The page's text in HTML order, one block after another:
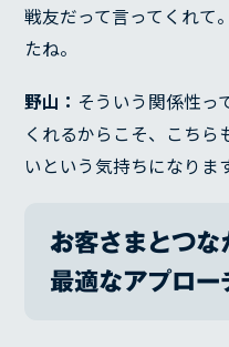
戦友だって言ってくれて
たね。
野山： そういう関係性っ
くれるからこそ、こち
いという気持ちになりま
お客さまとつな
最適なアプロー